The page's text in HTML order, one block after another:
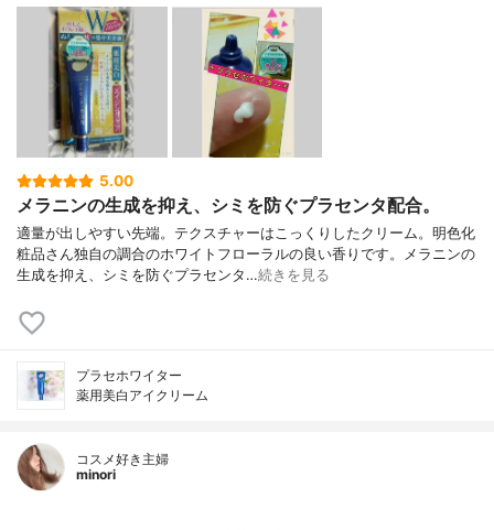
5.00
メラニンの生成を抑え、シミを防ぐプラセンタ配合。
適量が出しやすい先端。テクスチャーはこっくりしたクリーム。明色化
粧品さん独自の調合のホワイトフローラルの良い香りです。メラニンの
生成を抑え、シミを防ぐプラセンタ…続きを見る
プラセホワイター
薬用美白アイクリーム
コスメ好き主婦
minori